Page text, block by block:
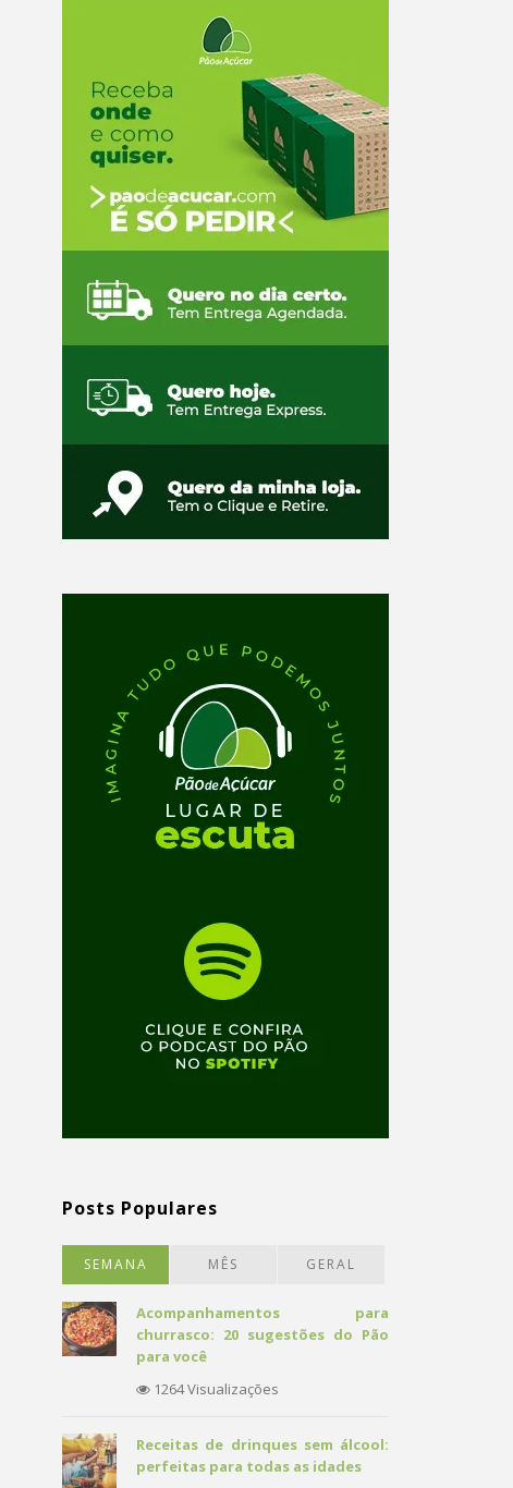
Posts Populares
SEMANA MÊS GERAL
Acompanhamentos para
churrasco: 20 sugestões do Pão
para você
1264 Visualizações
Receitas de drinques sem álcool:
perfeitas para todas as idades